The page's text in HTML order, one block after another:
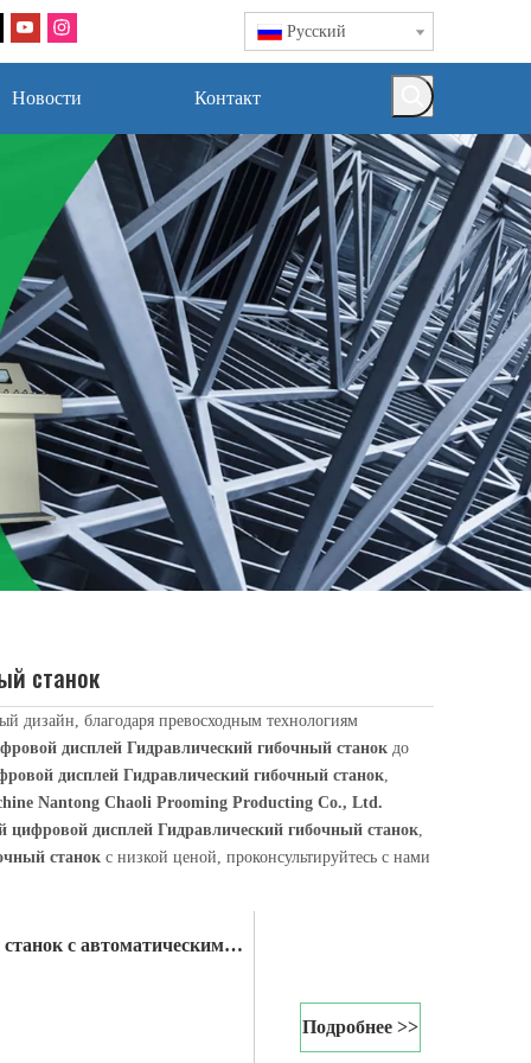
Pусский
Новости Контакт
или лист v. В современном цехе холодной прокатки
станок
дизайн, благодаря превосходным технологиям
дисплей Гидравлический гибочный станок до
дисплей Гидравлический гибочный станок,
Nantong Chaoli Prooming Producting Co., Ltd.
цифровой дисплей Гидравлический гибочный станок,
станок с низкой ценой, проконсультируйтесь с нами
с автоматическим
Подробнее >>